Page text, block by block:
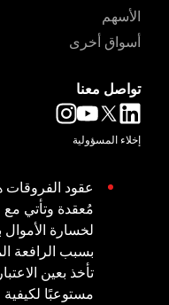
الأسهم
أسواق أخرى
تواصل معنا
إخلاء المسؤولية
عقود الفروقات
مُعقدة وتأتي
لخسارة
بسبب الرافعة
تأخذ بعين
مستوعبًا